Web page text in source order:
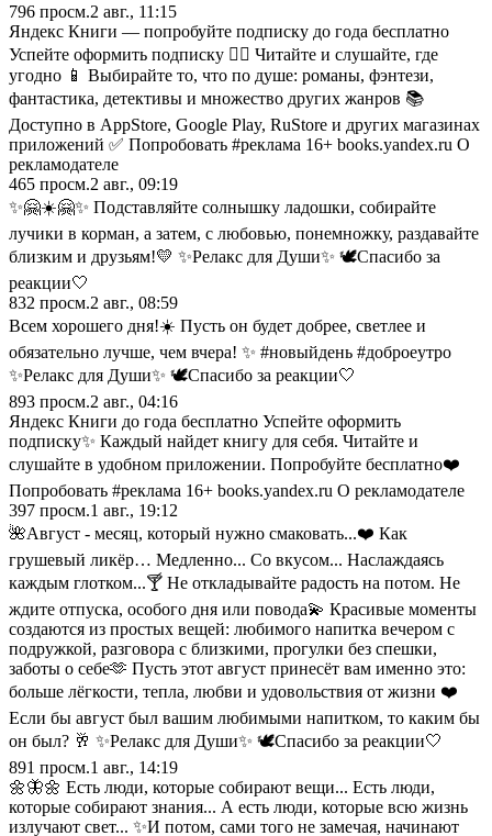
796 просм.2 авг., 11:15
Яндекс Книги — попробуйте подписку до года бесплатно
Успейте оформить подписку 🏃‍♂️ Читайте и слушайте, где
угодно 📱 Выбирайте то, что по душе: романы, фэнтези,
фантастика, детективы и множество других жанров 📚
Доступно в AppStore, Google Play, RuStore и других магазинах
приложений ✅ Попробовать #реклама 16+ books.yandex.ru О
рекламодателе
465 просм.2 авг., 09:19
✨🤗☀️🤗✨ Подставляйте солнышку ладошки, собирайте
лучики в корман, а затем, с любовью, понемножку, раздавайте
близким и друзьям!💛 ✨Релакс для Души✨ 🕊️Спасибо за
реакции🤍
832 просм.2 авг., 08:59
Всем хорошего дня!☀️ Пусть он будет добрее, светлее и
обязательно лучше, чем вчера! ✨ #новыйдень #доброеутро
✨Релакс для Души✨ 🕊️Спасибо за реакции🤍
893 просм.2 авг., 04:16
Яндекс Книги до года бесплатно Успейте оформить
подписку✨ Каждый найдет книгу для себя. Читайте и
слушайте в удобном приложении. Попробуйте бесплатно❤️
Попробовать #реклама 16+ books.yandex.ru О рекламодателе
397 просм.1 авг., 19:12
🌺Август - месяц, который нужно смаковать...❤️ Как
грушевый ликёр… Медленно... Со вкусом... Наслаждаясь
каждым глотком...🍸 Не откладывайте радость на потом. Не
ждите отпуска, особого дня или повода💫 Красивые моменты
создаются из простых вещей: любимого напитка вечером с
подружкой, разговора с близкими, прогулки без спешки,
заботы о себе🫶 Пусть этот август принесёт вам именно это:
больше лёгкости, тепла, любви и удовольствия от жизни ❤️
Если бы август был вашим любимыми напитком, то каким бы
он был? 🥂 ✨Релакс для Души✨ 🕊️Спасибо за реакции🤍
891 просм.1 авг., 14:19
🌼🦋🌼 Есть люди, которые собирают вещи... Есть люди,
которые собирают знания... А есть люди, которые всю жизнь
излучают свет... ✨И потом, сами того не замечая, начинают